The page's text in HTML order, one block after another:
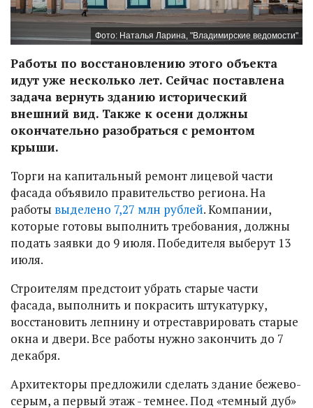
Фото: Наталья Ларина, "Владимирские ведомости"
Работы по восстановлению этого объекта
идут уже несколько лет. Сейчас поставлена
задача вернуть зданию исторический
внешний вид. Также к осени должны
окончательно разобраться с ремонтом
крыши.
Торги на капитальный ремонт лицевой части
фасада объявило правительство региона. На
работы выделено 7,27 млн рублей. Компании,
которые готовы выполнить требования, должны
подать заявки до 9 июля. Победителя выберут 13
июля.
Строителям предстоит убрать старые части
фасада, выполнить и покрасить штукатурку,
восстановить лепнину и отреставрировать старые
окна и двери. Все работы нужно закончить до 7
декабря.
Архитекторы предложили сделать здание бежево-
серым, а первый этаж - темнее. Под «темный дуб»